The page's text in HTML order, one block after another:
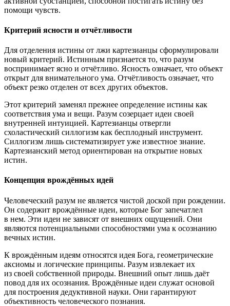
помощи чувств.
Критерий ясности и отчётливости
Для отделения истины от лжи картезианцы сформулировали
новый критерий. Истинным признается то, что разум
воспринимает ясно и отчётливо. Ясность означает, что объект
открыт для внимательного ума. Отчётливость означает, что
объект резко отделен от всех других объектов.
Этот критерий заменял прежнее определение истины как
соответствия ума и вещи. Разум созерцает идеи своей
внутренней интуицией. Картезианцы отвергли
схоластический силлогизм как бесплодный инструмент.
Силлогизм лишь систематизирует уже известное знание.
Картезианский метод ориентирован на открытие новых
истин.
Концепция врождённых идей
Человеческий разум не является чистой доской при рождении.
Он содержит врождённые идеи, которые Бог запечатлел
в нем. Эти идеи не зависят от внешних ощущений. Они
являются потенциальными способностями ума к осознанию
вечных истин.
К врождённым идеям относятся идея Бога, геометрические
аксиомы и логические принципы. Разум извлекает их
из своей собственной природы. Внешний опыт лишь даёт
повод для их осознания. Врождённые идеи служат основой
для построения дедуктивной науки. Они гарантируют
объективность человеческого познания.